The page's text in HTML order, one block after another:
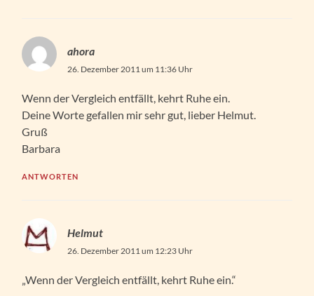
ahora
26. Dezember 2011 um 11:36 Uhr
Wenn der Vergleich entfällt, kehrt Ruhe ein.
Deine Worte gefallen mir sehr gut, lieber Helmut.
Gruß
Barbara
ANTWORTEN
Helmut
26. Dezember 2011 um 12:23 Uhr
„Wenn der Vergleich entfällt, kehrt Ruhe ein.“